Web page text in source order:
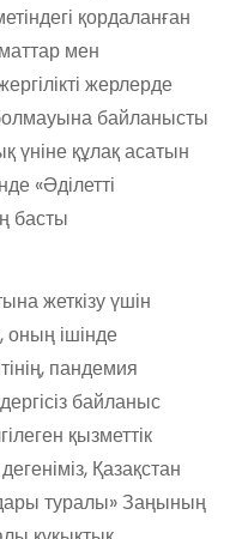
қордаланған
мен
жерлерде
байланысты
үніне құлақ асатын
«Әділетті
басты
жеткізу үшін
оның ішінде
пандемия
байланыс
қызметтік
Қазақстан
туралы» Заңының